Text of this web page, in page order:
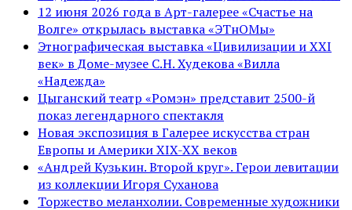
12 июня 2026 года в Арт-галерее «Счастье на
Волге» открылась выставка «ЭТнОМы»
Этнографическая выставка «Цивилизации и ХХI
век» в Доме-музее С.Н. Худекова «Вилла
«Надежда»
Цыганский театр «Ромэн» представит 2500-й
показ легендарного спектакля
Новая экспозиция в Галерее искусства стран
Европы и Америки XIX-XX веков
«Андрей Кузькин. Второй круг». Герои левитации
из коллекции Игоря Суханова
Торжество меланхолии. Современные художники